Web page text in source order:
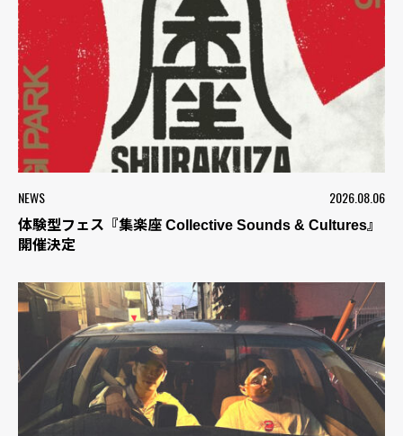
NEWS 2026.08.06
体験型フェス『集楽座 Collective Sounds & Cultures』
開催決定